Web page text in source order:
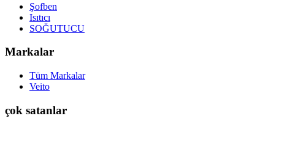
Şofben
Isıtıcı
SOĞUTUCU
Markalar
Tüm Markalar
Veito
çok satanlar